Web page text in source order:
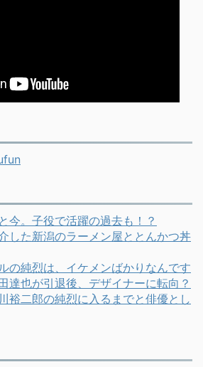
今。子役で活躍の過去も！？
した新潟のラーメン屋ととんかつ丼
の純烈は、イケメンばかりなんです
達也が引退後、デザイナーに転向？
裕二郎の純烈に入るまでと俳優とし